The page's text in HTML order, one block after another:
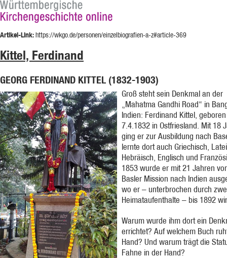
Artikel-Link:https://wkgo.de/personen/einzelbiografien-a-z#article-369
Kittel, Ferdinand
GEORG FERDINAND KITTEL (1832-1903)
Groß steht sein Denkmal an der
„Mahatma Gandhi Road“ in
Indien: Ferdinand Kittel,
7.4.1832 in Ostfriesland. Mit 18
ging er zur Ausbildung nach
lernte dort auch Griechisch,
Hebräisch, Englisch und
1853 wurde er mit 21 Jahren
Basler Mission nach Indien
wo er – unterbrochen durch
Heimataufenthalte – bis 1892
Warum wurde ihm dort ein
errichtet? Auf welchem Buch
Hand? Und warum trägt die
Fahne in der Hand?